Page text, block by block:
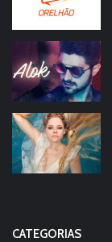
CATEGORIAS